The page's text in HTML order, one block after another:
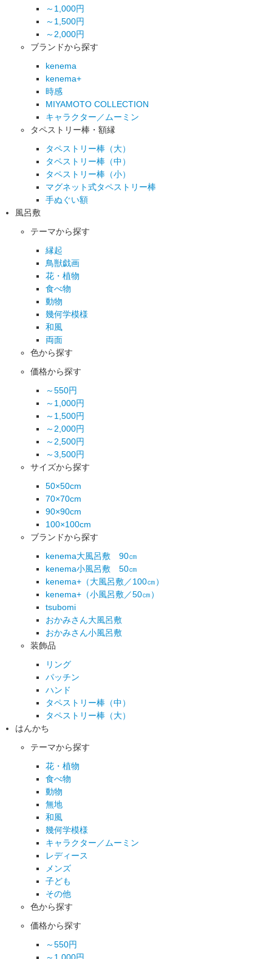
～1,000円
～1,500円
～2,000円
ブランドから探す
kenema
kenema+
時感
MIYAMOTO COLLECTION
キャラクター／ムーミン
タペストリー棒・額縁
タペストリー棒（大）
タペストリー棒（中）
タペストリー棒（小）
マグネット式タペストリー棒
手ぬぐい額
風呂敷
テーマから探す
縁起
鳥獣戯画
花・植物
食べ物
動物
幾何学模様
和風
両面
色から探す
価格から探す
～550円
～1,000円
～1,500円
～2,000円
～2,500円
～3,500円
サイズから探す
50×50cm
70×70cm
90×90cm
100×100cm
ブランドから探す
kenema大風呂敷 90㎝
kenema小風呂敷 50㎝
kenema+（大風呂敷／100㎝）
kenema+（小風呂敷／50㎝）
tsubomi
おかみさん大風呂敷
おかみさん小風呂敷
装飾品
リング
パッチン
ハンド
タペストリー棒（中）
タペストリー棒（大）
はんかち
テーマから探す
花・植物
食べ物
動物
無地
和風
幾何学模様
キャラクター／ムーミン
レディース
メンズ
子ども
その他
色から探す
価格から探す
～550円
～1,000円